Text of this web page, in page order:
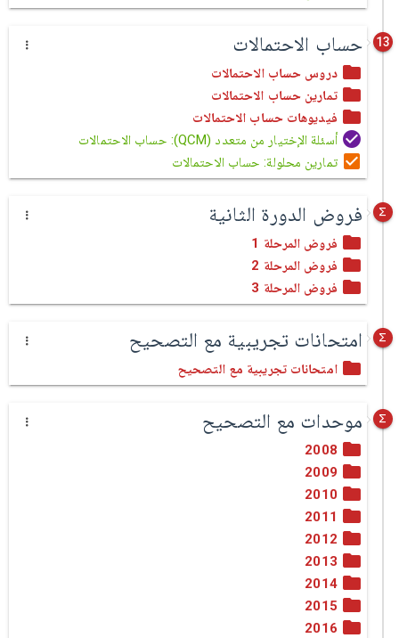
13 حساب الاحتمالات
دروس حساب الاحتمالات
تمارين حساب الاحتمالات
فيديوهات حساب الاحتمالات
أسئلة الإختيار من متعدد (QCM): حساب الاحتمالات
تمارين محلولة: حساب الاحتمالات
فروض الدورة الثانية
فروض المرحلة 1
فروض المرحلة 2
فروض المرحلة 3
امتحانات تجريبية مع التصحيح
امتحانات تجريبية مع التصحيح
موحدات مع التصحيح
2008
2009
2010
2011
2012
2013
2014
2015
2016